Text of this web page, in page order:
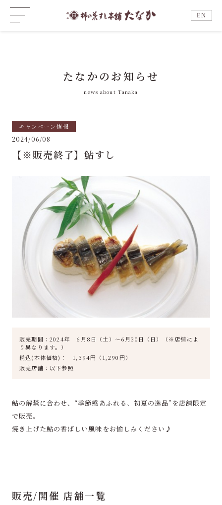
EN
たなかのお知らせ
news about Tanaka
キャンペーン情報
2024/06/08
【※販売終了】鮎すし
販売期間：2024年 6月8日（土）～6月30日（日）（※店舗によ
り異なります。）
税込(本体価格)： 1,394円（1,290円）
販売店舗：以下参照
鮎の解禁に合わせ、“季節感あふれる、初夏の逸品”を店舗限定
で販売。
焼き上げた鮎の香ばしい風味をお愉しみください♪
販売/開催 店舗一覧